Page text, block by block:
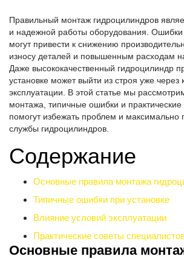
Правильный монтаж гидроцилиндров
и надежной работы оборудования. Ошибки
могут привести к снижению
износу деталей и повышенным расходам
Даже высококачественный гидроцилиндр
установке может выйти из строя уже через
эксплуатации. В этой статье мы
монтажа, типичные ошибки и
помогут избежать проблем и максимально
службы гидроцилиндров.
Содержание
Основные правила монтажа
Типичные ошибки при установке
Влияние условий эксплуатации
Практические советы
Основные правила